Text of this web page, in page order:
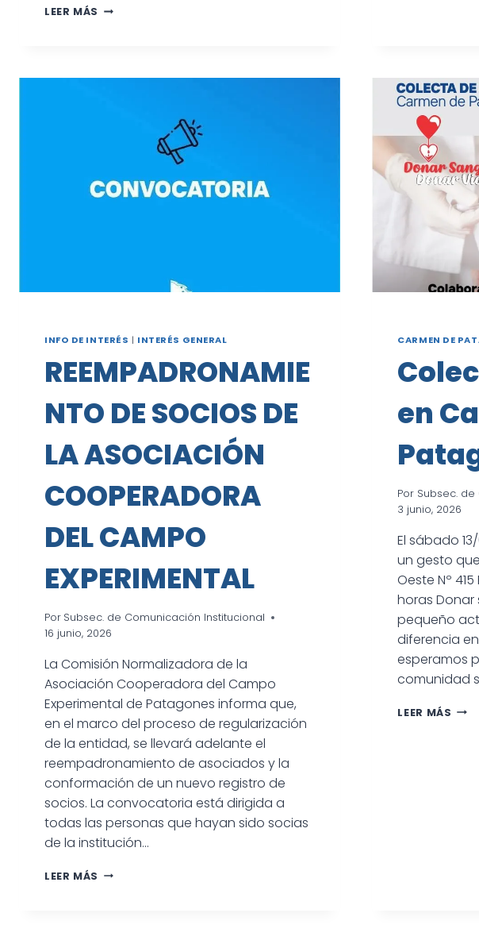
LEER MÁS PRORROGA
NACIONALES
CONDUCIR
EMITIDAS
INFO DE INTERÉS | INTERÉS GENERAL
REEMPADRONAMIE
NTO DE SOCIOS DE
LA ASOCIACIÓN
COOPERADORA
DEL CAMPO
EXPERIMENTAL
Por Subsec. de Comunicación Institucional
16 junio, 2026
La Comisión Normalizadora de la
Asociación Cooperadora del Campo
Experimental de Patagones informa que,
en el marco del proceso de regularización
de la entidad, se llevará adelante el
reempadronamiento de asociados y la
conformación de un nuevo registro de
socios. La convocatoria está dirigida a
todas las personas que hayan sido socias
de la institución…
LEER MÁS REEMPADRONAMIENTO
CARMEN DE
en
Por Subsec.
3 junio, 2026
El sábado
un gesto
Oeste Nº
horas Donar
pequeño
diferencia
esperamos
comunidad
LEER MÁS